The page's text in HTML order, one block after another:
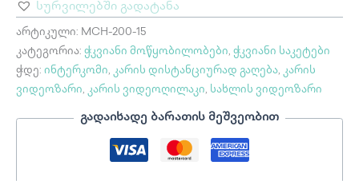
სურვილებში გადატანა
არტიკული: MCH-200-15
კატეგორია: ჭკვიანი მოწყობილობები, ჭკვიანი საკეტები
ჭდე: ინტერკომი, კარის დისტანციურად გაღება, კარის
ვიდეოზარი, კარის ვიდეოღილაკი, სახლის ვიდეოზარი
გადაიხადე ბარათის მეშვეობით